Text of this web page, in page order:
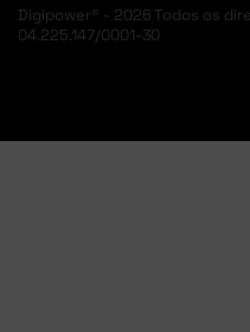
Digipower® - 2026 Todos os
04.225.147/0001-30